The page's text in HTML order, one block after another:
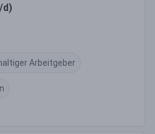
d)
Arbeitgeber